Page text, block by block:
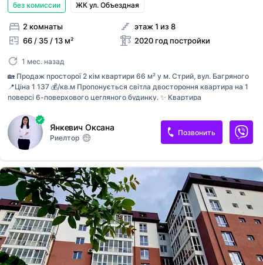
без комиссии ЖК ул. Объездная
2 комнаты
66 / 35 / 13 м²
этаж 1 из 8
2020 год постройки
1 мес. назад
🏡 Продаж просторої 2 кім квартири 66 м² у м. Стрий, вул. Багряного
📍Ціна 1 137 💰/кв.м Пропонується світла двостороння квартира на 1
поверсі 6-поверхового цегляного будинку. ✨ Квартира
створює відчуття простору та комфорту для всієї родини. ✅ Не
кутова ✅ Світлі кімнати на дві сторони будинку ✅ Простора кухня-
студія ✅ Окремий санвузол ✅ Гардеробна (або приміщення під
гардероб) у коридорі ✅ Два засклені балкони ✅ Власний підвал
Квартира перебуває на стадії ремонту. Виконано роботи: • проведено
опалення; • розведено водопостачання; • встановлено підігрів
підлоги; • змонтовано радіатори; • залито стяжки. Зручна локація:
поруч суп...
Янкевич Оксана
Риелтор
Позвонить